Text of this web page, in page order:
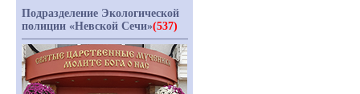
Подразделение Экологической
полиции «Невской Сечи»(537)